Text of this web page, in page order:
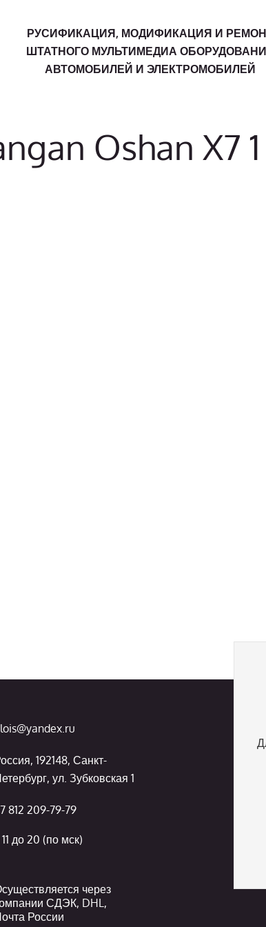
РУСИФИКАЦИЯ, МОДИФИКАЦИЯ И
ШТАТНОГО МУЛЬТИМЕДИА
АВТОМОБИЛЕЙ И ЭЛЕКТРОМОБИЛЕЙ
Oshan X7
192148, Санкт-
ул. Зубковская 1
812 209-79-79
до 20 (по мск)
через
СДЭК, DHL,
России